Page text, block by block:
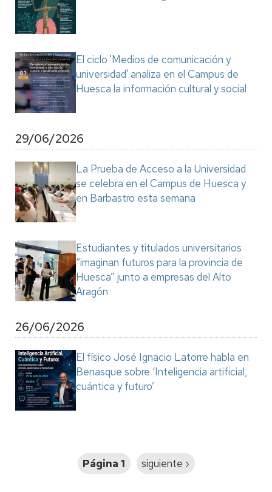
El ciclo 'Medios de comunicación y
universidad' analiza en el Campus de
Huesca la información cultural y social
29/06/2026
La Prueba de Acceso a la Universidad
se celebra en el Campus de Huesca y
en Barbastro esta semana
Estudiantes y titulados universitarios
“imaginan futuros para la provincia de
Huesca” junto a empresas del Alto
Aragón
26/06/2026
El físico José Ignacio Latorre habla en
Benasque sobre ‘Inteligencia artificial,
cuántica y futuro’
Página 1
Siguiente
siguiente ›